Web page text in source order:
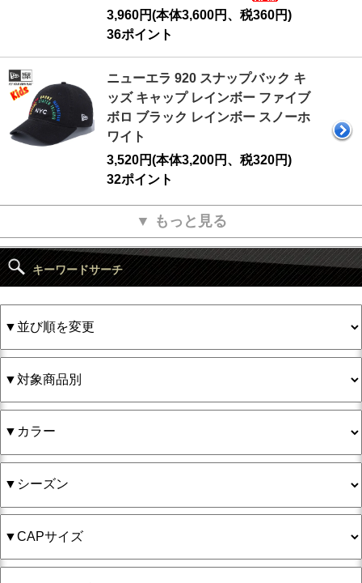
3,960円(本体3,600円、税360円)
36ポイント
ニューエラ 920 スナップバック キ
ッズ キャップ レインボー ファイブ
ボロ ブラック レインボー スノーホ
ワイト
3,520円(本体3,200円、税320円)
32ポイント
▼ もっと見る
キーワードサーチ